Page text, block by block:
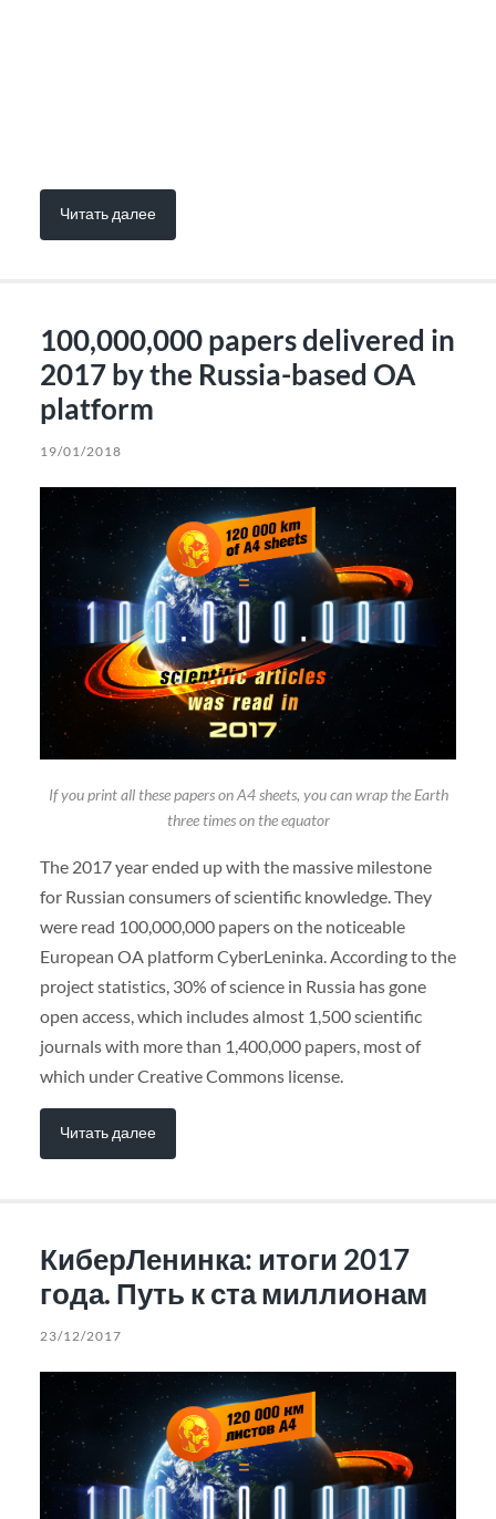
Читать далее
100,000,000 papers delivered in
2017 by the Russia-based OA
platform
19/01/2018
If you print all these papers on A4 sheets, you can wrap the Earth
three times on the equator
The 2017 year ended up with the massive milestone
for Russian consumers of scientific knowledge. They
were read 100,000,000 papers on the noticeable
European OA platform CyberLeninka. According to the
project statistics, 30% of science in Russia has gone
open access, which includes almost 1,500 scientific
journals with more than 1,400,000 papers, most of
which under Creative Commons license.
Читать далее
КиберЛенинка: итоги 2017
года. Путь к ста миллионам
23/12/2017